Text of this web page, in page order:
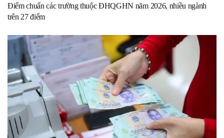
Điểm chuẩn các trường thuộc ĐHQGHN năm 2026, nhiều ngành
trên 27 điểm